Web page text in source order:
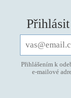
Přihlášením k
e-mailové